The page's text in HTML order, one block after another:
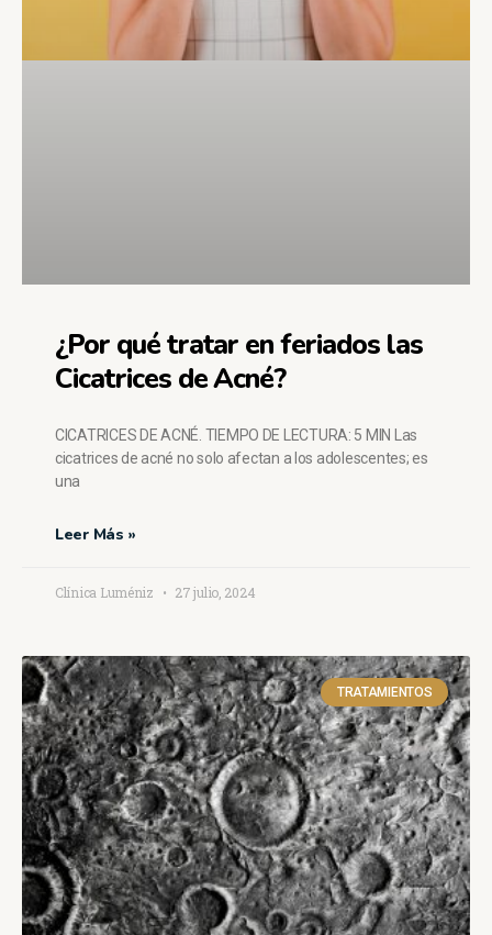
¿Por qué tratar en feriados las
Cicatrices de Acné?
CICATRICES DE ACNÉ. TIEMPO DE LECTURA: 5 MIN Las
cicatrices de acné no solo afectan a los adolescentes; es
una
Leer Más »
Clínica Luméniz 27 julio, 2024
TRATAMIENTOS